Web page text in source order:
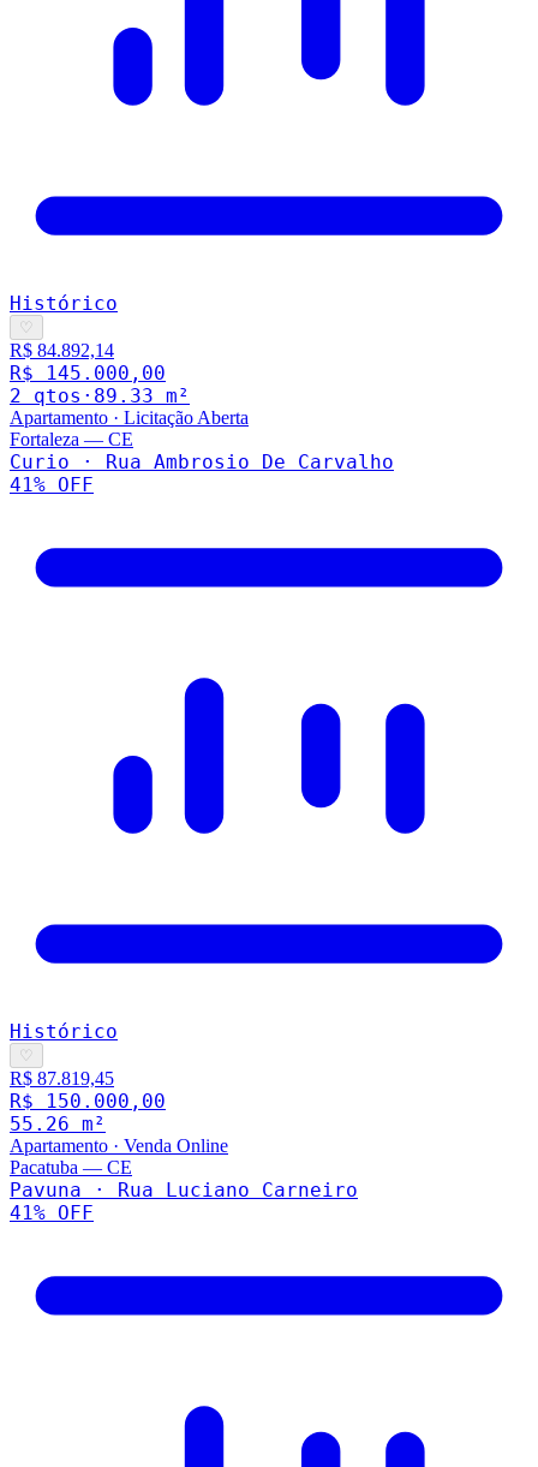
Histórico
♡
R$ 84.892,14
R$ 145.000,00
2 qtos · 89.33 m²
Apartamento · Licitação Aberta
Fortaleza — CE
Curio · Rua Ambrosio De Carvalho
41% OFF
Histórico
♡
R$ 87.819,45
R$ 150.000,00
55.26 m²
Apartamento · Venda Online
Pacatuba — CE
Pavuna · Rua Luciano Carneiro
41% OFF